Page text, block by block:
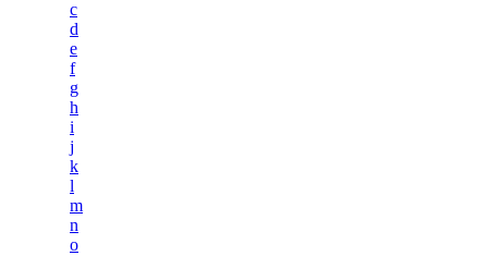
c
d
e
f
g
h
i
j
k
l
m
n
o